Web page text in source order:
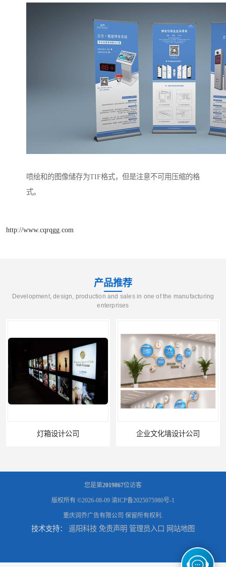
喷绘和的图像储存为TIF格式，但是注意不可用压缩的格
式。
http://www.cqrqgg.com
产品推荐
Development, design, production and sales in one of the manufacturing
enterprises
灯箱设计公司 企业文化墙设计公司
标识标牌设计公司 展架海报设计
您是第2019867位访客
版权所有 ©2026-08-09 渝ICP备2025075980号-1
重庆润乔广告有限公司 保留所有权利.
技术支持： 遥阳科技 免责声明 管理员入口 网站地图